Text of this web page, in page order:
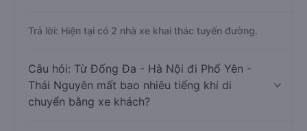
Trả lời: Hiện tại có 2 nhà xe khai thác tuyến đường.
Câu hỏi: Từ Đống Đa - Hà Nội đi Phổ Yên -
Thái Nguyên mất bao nhiêu tiếng khi di
chuyển bằng xe khách?